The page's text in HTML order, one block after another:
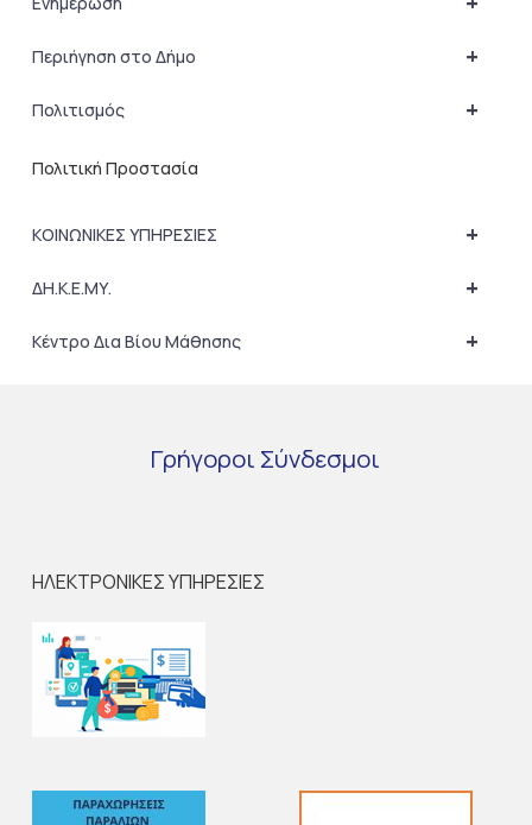
+
Περιήγηση στο Δήμο
+
Πολιτισμός
Πολιτική Προστασία
+
ΚΟΙΝΩΝΙΚΕΣ ΥΠΗΡΕΣΙΕΣ
+
ΔΗ.Κ.Ε.ΜΥ.
+
Κέντρο Δια Βίου Μάθησης
Γρήγοροι Σύνδεσμοι
ΗΛΕΚΤΡΟΝΙΚΕΣ ΥΠΗΡΕΣΙΕΣ